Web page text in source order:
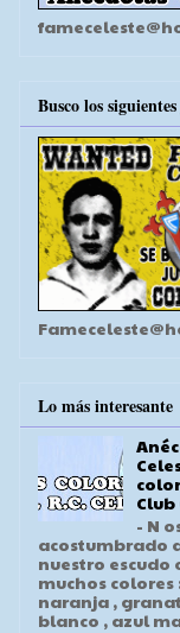
Busco los
Lo más interesante
Club
- N
acostumbrado
nuestro escudo
muchos colores
naranja ,
blanco , azul